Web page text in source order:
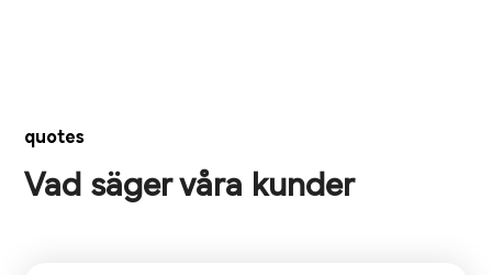
quotes
Vad säger våra kunder